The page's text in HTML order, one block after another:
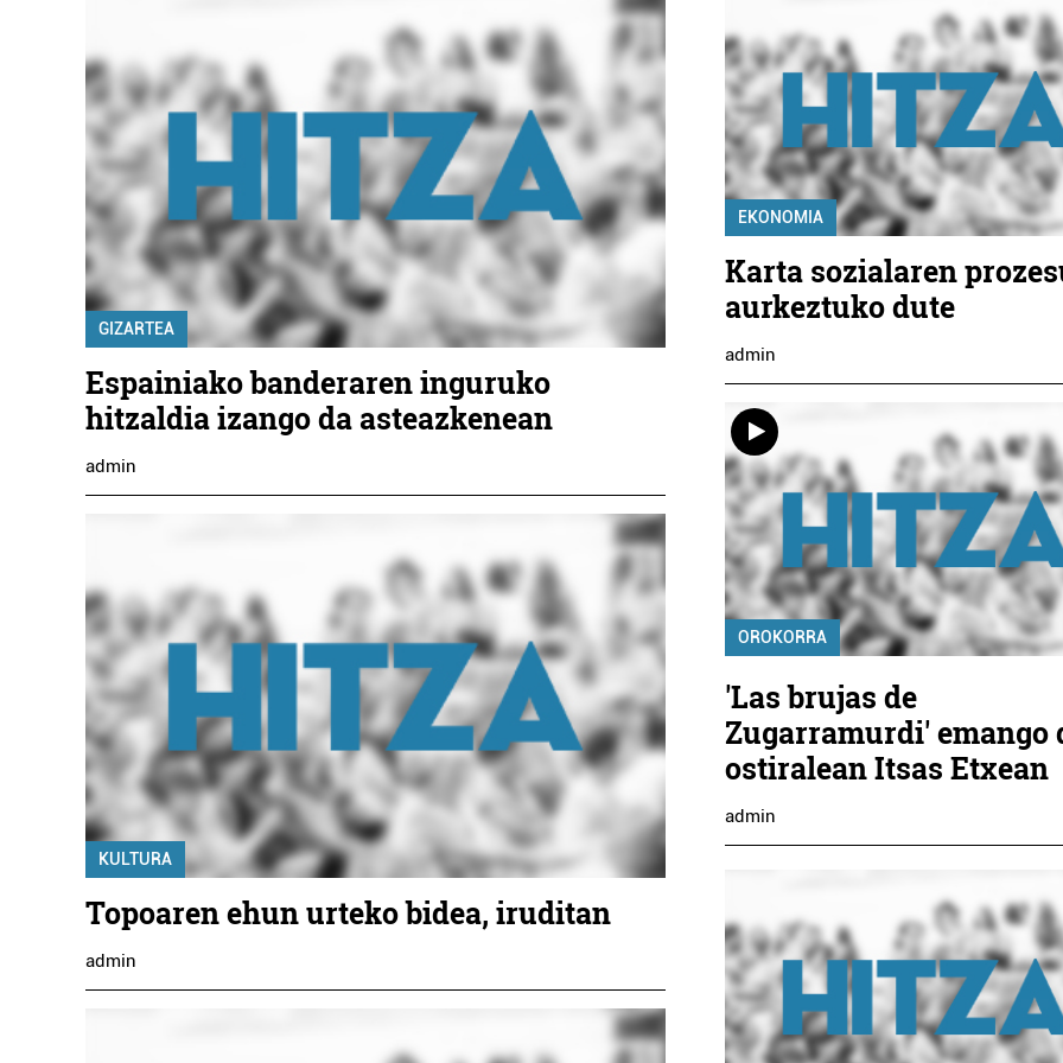
GIZARTEA
Espainiako banderaren inguruko
hitzaldia izango da asteazkenean
admin
KULTURA
Topoaren ehun urteko bidea, iruditan
admin
EKONOMIA
Karta sozialaren
aurkeztuko dute
admin
OROKORRA
'Las brujas de
Zugarramurdi' emango
ostiralean Itsas Etxean
admin